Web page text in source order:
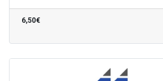
6,50€